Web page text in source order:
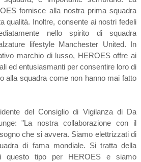
fornisce alla nostra prima squadra
qualità. Inoltre, consente ai nostri fedeli
nello spirito di squadra
lifestyle Manchester United. In
marchio di lusso, HEROES offre ai
ed entusiasmanti per consentire loro di
alla squadra come non hanno mai fatto
del Consiglio di Vigilanza di Da
"La nostra collaborazione con il
che si avvera. Siamo elettrizzati di
di fama mondiale. Si tratta della
questo tipo per HEROES e siamo